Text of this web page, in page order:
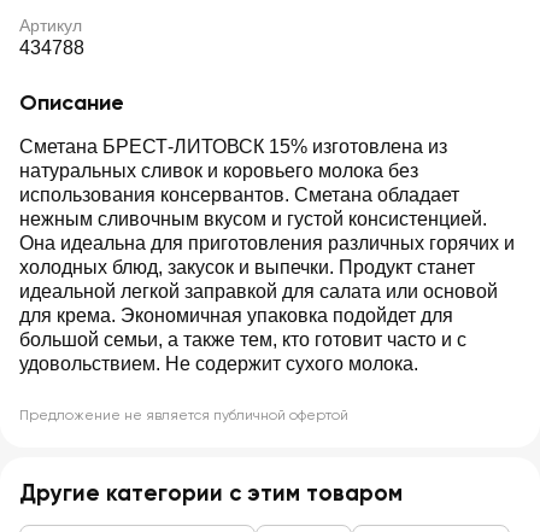
Артикул
434788
Описание
Сметана БРЕСТ-ЛИТОВСК 15% изготовлена из
натуральных сливок и коровьего молока без
использования консервантов. Сметана обладает
нежным сливочным вкусом и густой консистенцией.
Она идеальна для приготовления различных горячих и
холодных блюд, закусок и выпечки. Продукт станет
идеальной легкой заправкой для салата или основой
для крема. Экономичная упаковка подойдет для
большой семьи, а также тем, кто готовит часто и с
удовольствием. Не содержит сухого молока.
Предложение не является публичной офертой
Другие категории с этим товаром